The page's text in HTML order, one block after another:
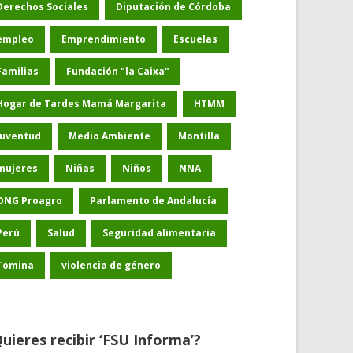
Sociales Diputación de Córdoba
Emprendimiento Escuelas
Fundación "la Caixa"
de Tardes Mamá Margarita HTMM
Medio Ambiente Montilla
Niñas Niños NNA
Proagro Parlamento de Andalucía
Salud Seguridad alimentaria
violencia de género
recibir ‘FSU Informa’?